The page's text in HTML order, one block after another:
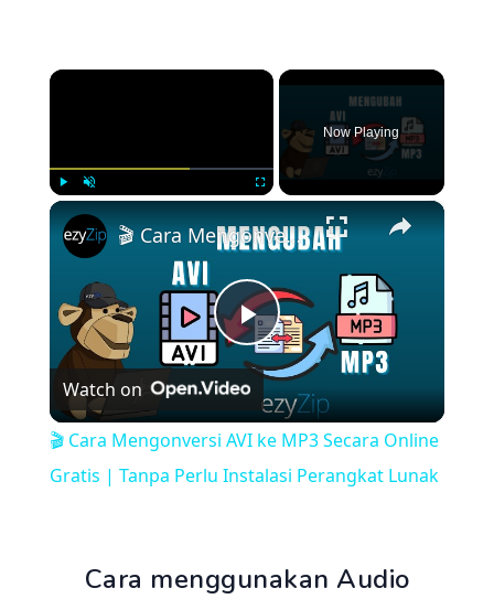
×
Now Playing
×
Play
Video
🎬 Cara Mengonversi AVI ke MP3 Secara Online Gratis | Tanpa Perlu Instalasi Perangkat Lunak
Watch on
🎬 Cara Mengonversi AVI ke MP3 Secara Online
Gratis | Tanpa Perlu Instalasi Perangkat Lunak
Cara menggunakan Audio